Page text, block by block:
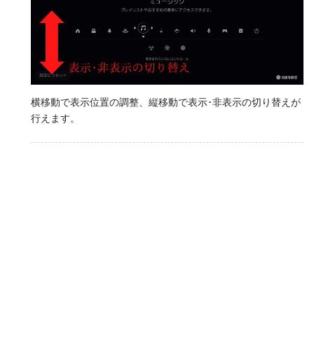
横移動で表示位置の調整、縦移動で表示･非表示の切り替えが
行えます。